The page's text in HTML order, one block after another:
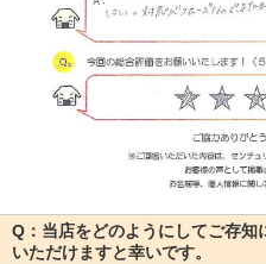
Q：当店をどのようにしてご存知
いただけますと幸いです。